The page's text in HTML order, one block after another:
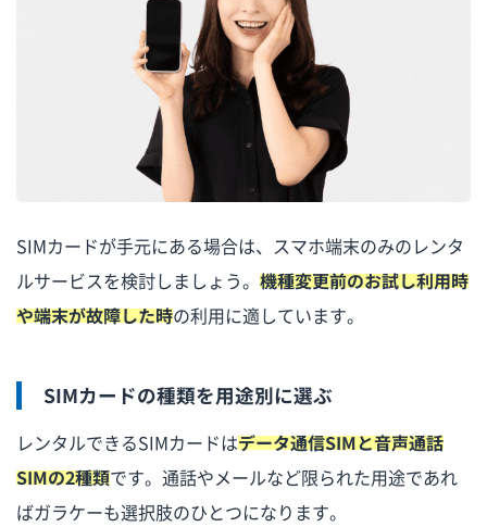
SIMカードが手元にある場合は、スマホ端末のみのレンタ
ルサービスを検討しましょう。 機種変更前のお試し利用時
や端末が故障した時の利用に適しています。
SIMカードの種類を用途別に選ぶ
レンタルできるSIMカードはデータ通信SIMと音声通話
SIMの2種類です。通話やメールなど限られた用途であれ
ばガラケーも選択肢のひとつになります。